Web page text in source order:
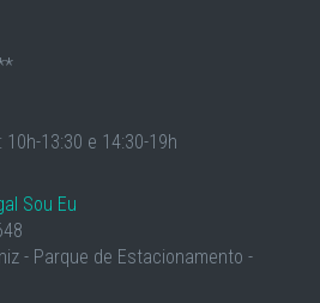
: 10h-13:30 e 14:30-19h
Sou Eu
- Parque de Estacionamento -